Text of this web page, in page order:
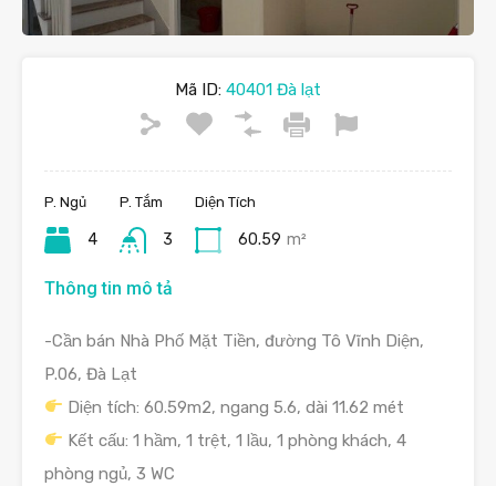
Mã ID: 40401 Đà lạt
P. Ngủ
4
P. Tắm
3
Diện Tích
60.59 m²
Thông tin mô tả
-Cần bán Nhà Phố Mặt Tiền, đường Tô Vĩnh Diện,
P.06, Đà Lạt
Diện tích: 60.59m2, ngang 5.6, dài 11.62 mét
Kết cấu: 1 hầm, 1 trệt, 1 lầu, 1 phòng khách, 4
phòng ngủ, 3 WC